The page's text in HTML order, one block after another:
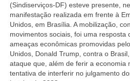
Convenções
Cartilhas
Sites Importantes
Notícias
(Sindiserviços-DF) esteve presente,
manifestação realizada em frente à
Unidos, em Brasília. A mobilização,
movimentos sociais, foi uma resposta
ameaças econômicas promovidas
Unidos, Donald Trump, contra o
ataque que, além de ferir a economia
tentativa de interferir no julgamento